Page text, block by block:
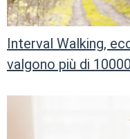
Interval Walking,
valgono più di